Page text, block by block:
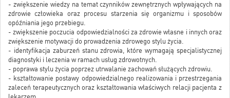
- zwiększenie wiedzy na temat czynników zewnętrznych wpływających na
zdrowie człowieka oraz procesu starzenia się organizmu i sposobów
opóźniania jego przebiegu.
- zwiększenie poczucia odpowiedzialności za zdrowie własne i innych oraz
zwiększenie motywacji do prowadzenia zdrowego stylu życia.
- identyfikacja zaburzeń stanu zdrowia, które wymagają specjalistycznej
diagnostyki i leczenia w ramach usług zdrowotnych.
- poprawa stylu życia poprzez utrwalanie zachowań służących zdrowiu.
- kształtowanie postawy odpowiedzialnego realizowania i przestrzegania
zaleceń terapeutycznych oraz kształtowania właściwych relacji pacjenta z